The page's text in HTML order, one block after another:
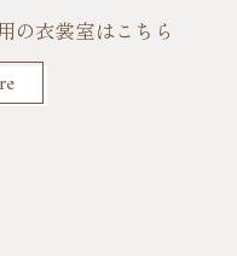
の衣裳室はこちら